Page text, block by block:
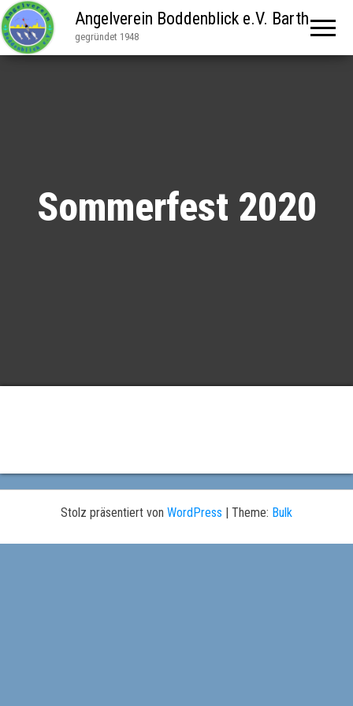
Angelverein Boddenblick e.V. Barth
gegründet 1948
Sommerfest 2020
Stolz präsentiert von WordPress | Theme: Bulk